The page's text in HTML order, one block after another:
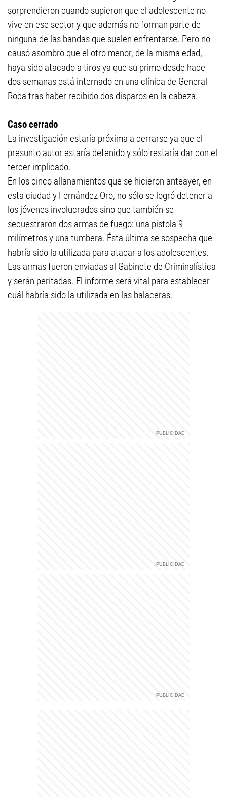
sorprendieron cuando supieron que el adolescente no
vive en ese sector y que además no forman parte de
ninguna de las bandas que suelen enfrentarse. Pero no
causó asombro que el otro menor, de la misma edad,
haya sido atacado a tiros ya que su primo desde hace
dos semanas está internado en una clínica de General
Roca tras haber recibido dos disparos en la cabeza.
Caso cerrado
La investigación estaría próxima a cerrarse ya que el
presunto autor estaría detenido y sólo restaría dar con el
tercer implicado.
En los cinco allanamientos que se hicieron anteayer, en
esta ciudad y Fernández Oro, no sólo se logró detener a
los jóvenes involucrados sino que también se
secuestraron dos armas de fuego: una pistola 9
milímetros y una tumbera. Ésta última se sospecha que
habría sido la utilizada para atacar a los adolescentes.
Las armas fueron enviadas al Gabinete de Criminalística
y serán peritadas. El informe será vital para establecer
cuál habría sido la utilizada en las balaceras.